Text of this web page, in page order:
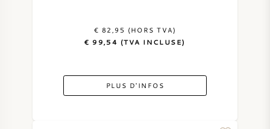
€ 82,95 (HORS TVA)
€ 99,54 (TVA INCLUSE)
PLUS D'INFOS